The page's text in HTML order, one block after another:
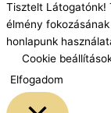
Tisztelt Látogatónk!
élmény
honlapunk
Cookie
Elfogadom